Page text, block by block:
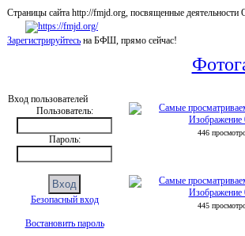
Страницы сайта http://fmjd.org, посвященные
Зарегистрируйтесь на БФШ, прямо сейчас!
Вход пользователей
Пользователь:
Пароль:
Безопасный вход
Востановить пароль
446
445